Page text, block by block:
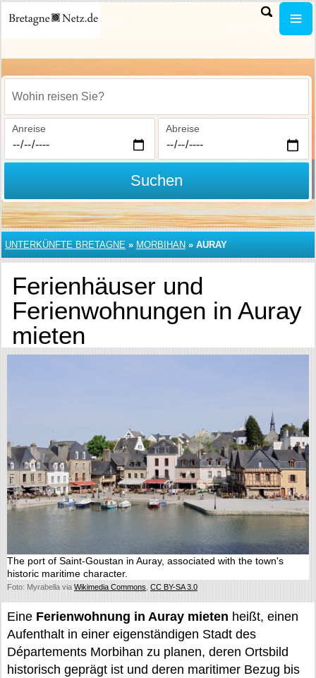
Wohin reisen Sie?
Anreise Abreise
Suchen
UNTERKÜNFTE BRETAGNE » MORBIHAN » AURAY
Ferienhäuser und
Ferienwohnungen in Auray
mieten
The port of Saint-Goustan in Auray, associated with the town's
historic maritime character.
Foto: Myrabella via Wikimedia Commons, CC BY-SA 3.0
Eine Ferienwohnung in Auray mieten heißt, einen
Aufenthalt in einer eigenständigen Stadt des
Départements Morbihan zu planen, deren Ortsbild
historisch geprägt ist und deren maritimer Bezug bis